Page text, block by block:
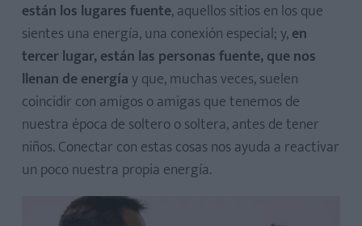
están los lugares fuente, aquellos sitios en los que
sientes una energía, una conexión especial; y,en
tercer lugar, están las personas fuente, que nos
llenan de energíay que, muchas veces, suelen
coincidir con amigos o amigas que tenemos de
nuestra época de soltero o soltera, antes de tener
niños. Conectar con estas cosas nos ayuda a reactivar
un poco nuestra propia energía.